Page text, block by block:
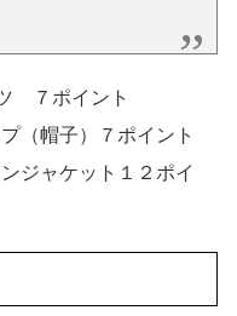
７ポイント
（帽子）７ポイント
ジャケット１２ポイ